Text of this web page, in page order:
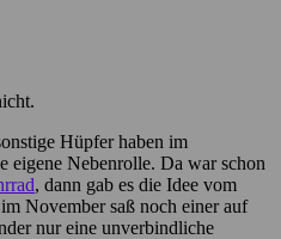
Hüpfer haben im
eigene Nebenrolle. Da war schon
, dann gab es die Idee vom
November saß noch einer auf
nur eine unverbindliche